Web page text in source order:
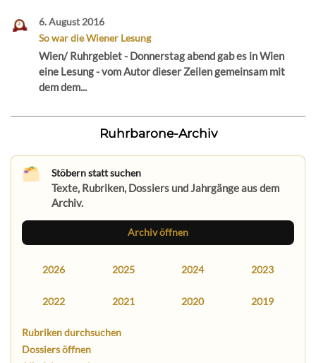
6. August 2016
So war die Wiener Lesung
Wien/ Ruhrgebiet - Donnerstag abend gab es in Wien
eine Lesung - vom Autor dieser Zeilen gemeinsam mit
dem dem...
Ruhrbarone-Archiv
Stöbern statt suchen
Texte, Rubriken, Dossiers und Jahrgänge aus dem
Archiv.
Archiv öffnen
2026 2025 2024 2023
2022 2021 2020 2019
Rubriken durchsuchen
Dossiers öffnen